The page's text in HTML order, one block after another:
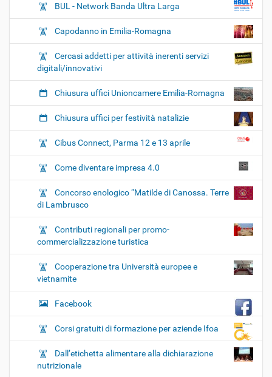
BUL - Network Banda Ultra Larga
Capodanno in Emilia-Romagna
Cercasi addetti per attività inerenti servizi
digitali/innovativi
Chiusura uffici Unioncamere Emilia-Romagna
Chiusura uffici per festività natalizie
Cibus Connect, Parma 12 e 13 aprile
Come diventare impresa 4.0
Concorso enologico “Matilde di Canossa. Terre
di Lambrusco
Contributi regionali per promo-
commercializzazione turistica
Cooperazione tra Università europee e
vietnamite
Facebook
Corsi gratuiti di formazione per aziende Ifoa
Dall’etichetta alimentare alla dichiarazione
nutrizionale